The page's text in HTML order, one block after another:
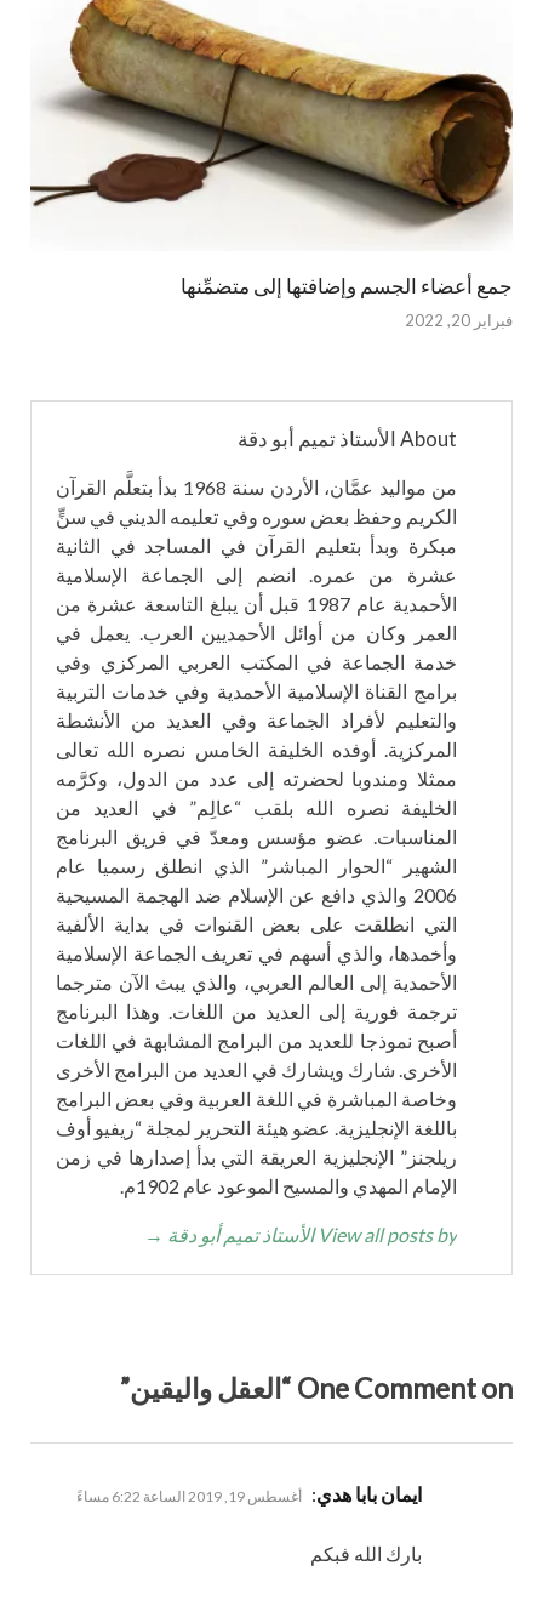
جمع أعضاء الجسم وإضافتها إلى متضمِّنها
فبراير 20, 2022
About الأستاذ تميم أبو دقة
من مواليد عمَّان، الأردن سنة 1968 بدأ بتعلَّم القرآن
الكريم وحفظ بعض سوره وفي تعليمه الديني في سنٍّ
مبكرة وبدأ بتعليم القرآن في المساجد في الثانية
عشرة من عمره. انضم إلى الجماعة الإسلامية
الأحمدية عام 1987 قبل أن يبلغ التاسعة عشرة من
العمر وكان من أوائل الأحمديين العرب. يعمل في
خدمة الجماعة في المكتب العربي المركزي وفي
برامج القناة الإسلامية الأحمدية وفي خدمات التربية
والتعليم لأفراد الجماعة وفي العديد من الأنشطة
المركزية. أوفده الخليفة الخامس نصره الله تعالى
ممثلا ومندوبا لحضرته إلى عدد من الدول، وكرَّمه
الخليفة نصره الله بلقب “عالِم” في العديد من
المناسبات. عضو مؤسس ومعدّ في فريق البرنامج
الشهير “الحوار المباشر” الذي انطلق رسميا عام
2006 والذي دافع عن الإسلام ضد الهجمة المسيحية
التي انطلقت على بعض القنوات في بداية الألفية
وأخمدها، والذي أسهم في تعريف الجماعة الإسلامية
الأحمدية إلى العالم العربي، والذي يبث الآن مترجما
ترجمة فورية إلى العديد من اللغات. وهذا البرنامج
أصبح نموذجا للعديد من البرامج المشابهة في اللغات
الأخرى. شارك ويشارك في العديد من البرامج الأخرى
وخاصة المباشرة في اللغة العربية وفي بعض البرامج
باللغة الإنجليزية. عضو هيئة التحرير لمجلة “ريفيو أوف
ريلجنز” الإنجليزية العريقة التي بدأ إصدارها في زمن
الإمام المهدي والمسيح الموعود عام 1902م.
View all posts by الأستاذ تميم أبو دقة →
One Comment on “العقل واليقين”
يقول
ايمان بابا هدي: أغسطس 19, 2019 الساعة 6:22 مساءً
بارك الله فبكم